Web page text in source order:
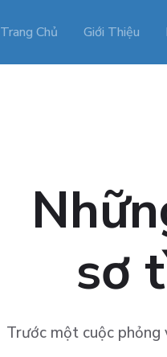
Trang Chủ Giới Thiệu
sơ
Trước một cuộc phỏng